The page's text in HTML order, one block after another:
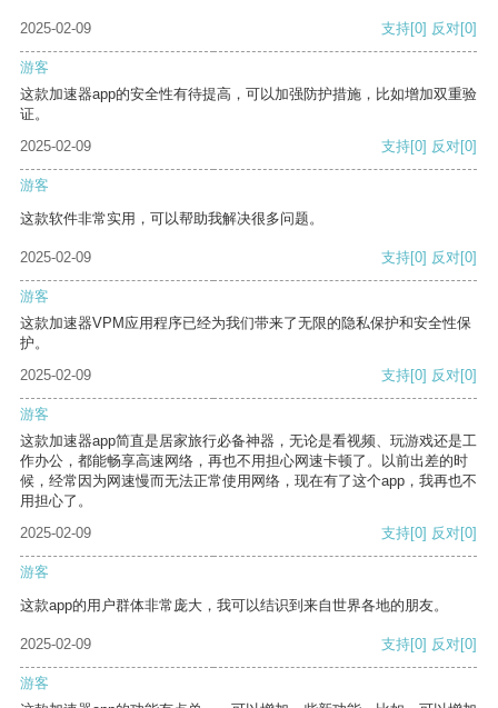
2025-02-09 支持[0] 反对[0]
游客
这款加速器app的安全性有待提高，可以加强防护措施，比如增加双重验
证。
2025-02-09
支持[0] 反对[0]
游客
这款软件非常实用，可以帮助我解决很多问题。
2025-02-09 支持[0] 反对[0]
游客
这款加速器VPM应用程序已经为我们带来了无限的隐私保护和安全性保
护。
2025-02-09
支持[0] 反对[0]
游客
这款加速器app简直是居家旅行必备神器，无论是看视频、玩游戏还是工
作办公，都能畅享高速网络，再也不用担心网速卡顿了。以前出差的时
候，经常因为网速慢而无法正常使用网络，现在有了这个app，我再也不
用担心了。
2025-02-09
支持[0] 反对[0]
游客
这款app的用户群体非常庞大，我可以结识到来自世界各地的朋友。
2025-02-09 支持[0] 反对[0]
游客